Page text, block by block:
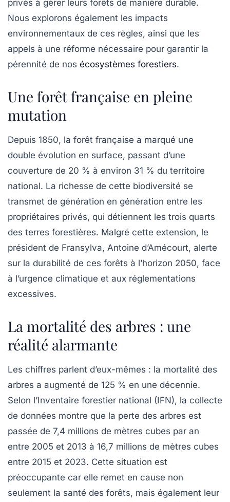
privés à gérer leurs forêts de manière durable.
Nous explorons également les impacts
environnementaux de ces règles, ainsi que les
appels à une réforme nécessaire pour garantir la
pérennité de nos écosystèmes forestiers.
Une forêt française en pleine
mutation
Depuis 1850, la forêt française a marqué une
double évolution en surface, passant d’une
couverture de 20 % à environ 31 % du territoire
national. La richesse de cette biodiversité se
transmet de génération en génération entre les
propriétaires privés, qui détiennent les trois quarts
des terres forestières. Malgré cette extension, le
président de Fransylva, Antoine d’Amécourt, alerte
sur la durabilité de ces forêts à l’horizon 2050, face
à l’urgence climatique et aux réglementations
excessives.
La mortalité des arbres : une
réalité alarmante
Les chiffres parlent d’eux-mêmes : la mortalité des
arbres a augmenté de 125 % en une décennie.
Selon l’Inventaire forestier national (IFN), la collecte
de données montre que la perte des arbres est
passée de 7,4 millions de mètres cubes par an
entre 2005 et 2013 à 16,7 millions de mètres cubes
entre 2015 et 2023. Cette situation est
préoccupante car elle remet en cause non
seulement la santé des forêts, mais également leur